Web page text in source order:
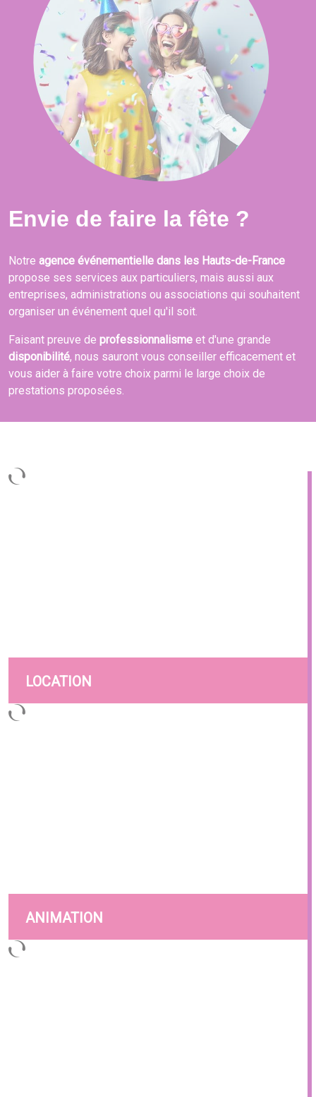
Envie de faire la fête ?
Notre agence événementielle dans les Hauts-de-France
propose ses services aux particuliers, mais aussi aux
entreprises, administrations ou associations qui souhaitent
organiser un événement quel qu'il soit.
Faisant preuve de professionnalisme et d'une grande
disponibilité, nous sauront vous conseiller efficacement et
vous aider à faire votre choix parmi le large choix de
prestations proposées.
LOCATION
ANIMATION